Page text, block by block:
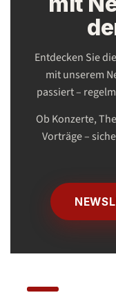
Entdecken Sie
mit unserem
passiert –
Ob Konzerte,
Vorträge –